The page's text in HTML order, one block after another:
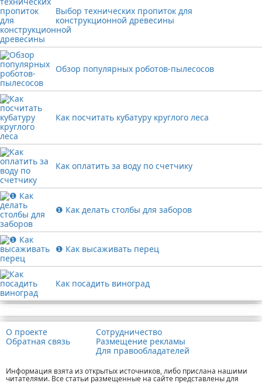
Выбор технических пропиток для
конструкционной древесины
Обзор популярных роботов-пылесосов
Как посчитать кубатуру круглого леса
Как оплатить за воду по счетчику
❶ Как делать столбы для заборов
❶ Как высаживать перец
Как посадить виноград
О проекте
Обратная связь
Сотрудничество
Размещение рекламы
Для правообладателей
Информация взята из открытых источников, либо прислана нашими
читателями. Все статьи размещенные на сайте представлены для